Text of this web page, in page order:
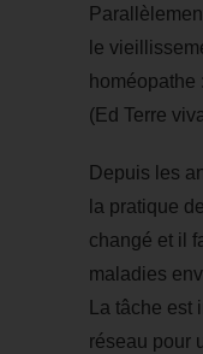
le
(Ed Terre
Depuis les
la pratique
changé et il
maladies
La tâche
réseau pour